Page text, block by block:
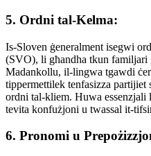
5. Ordni tal-Kelma:
Is-Sloven ġeneralment isegwi
(SVO), li għandha tkun
Madankollu, il-lingwa tgawdi
tippermettilek tenfasizza
ordni tal-kliem. Huwa essenzjali
tevita konfużjoni u twassal it-
6. Pronomi u